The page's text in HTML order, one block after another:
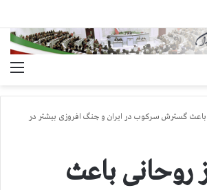
باعث گسترش سرکوب در ایران و جنگ افروزی بیشتر در
روحانی باعث